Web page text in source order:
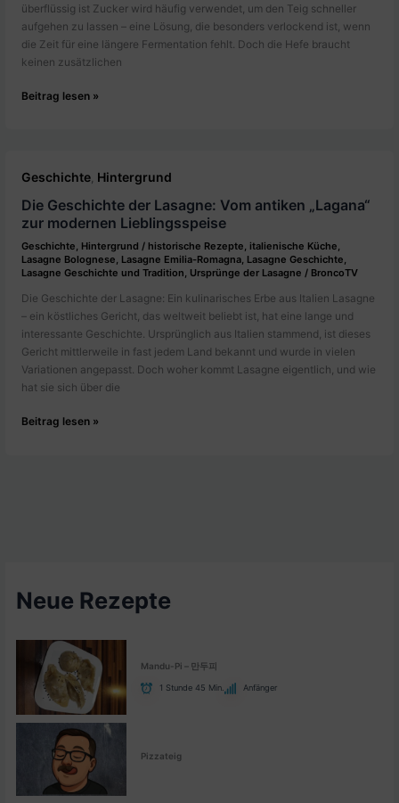
überflüssig ist Zucker wird häufig verwendet, um den Teig schneller
aufgehen zu lassen – eine Lösung, die besonders verlockend ist, wenn
die Zeit für eine längere Fermentation fehlt. Doch die Hefe braucht
keinen zusätzlichen
Finger
Pizzateig
Beitrag lesen »
Geschichte, Hintergrund
Die Geschichte der Lasagne: Vom antiken „Lagana“
zur modernen Lieblingsspeise
Geschichte, Hintergrund / historische Rezepte, italienische Küche,
Lasagne Bolognese, Lasagne Emilia-Romagna, Lasagne Geschichte,
Lasagne Geschichte und Tradition, Ursprünge der Lasagne / BroncoTV
Die Geschichte der Lasagne: Ein kulinarisches Erbe aus Italien Lasagne
– ein köstliches Gericht, das weltweit beliebt ist, hat eine lange und
interessante Geschichte. Ursprünglich aus Italien stammend, ist dieses
Gericht mittlerweile in fast jedem Land bekannt und wurde in vielen
Variationen angepasst. Doch woher kommt Lasagne eigentlich, und wie
hat sie sich über die
Die
Beitrag lesen »
Neue Rezepte
Mandu-Pi – 만두피
1 Stunde 45 Min. Anfänger
Pizzateig